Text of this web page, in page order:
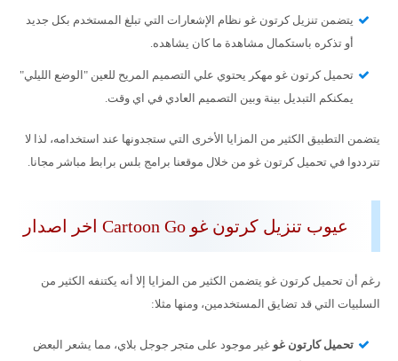
يتضمن تنزيل كرتون غو نظام الإشعارات التي تبلغ المستخدم بكل جديد
أو تذكره باستكمال مشاهدة ما كان يشاهده.
تحميل كرتون غو مهكر يحتوي علي التصميم المريح للعين "الوضع الليلي"
يمكنكم التبديل بينة وبين التصميم العادي في اي وقت.
يتضمن التطبيق الكثير من المزايا الأخرى التي ستجدونها عند استخدامه، لذا لا
تترددوا في تحميل كرتون غو من خلال موقعنا برامج بلس برابط مباشر مجانا.
عيوب تنزيل كرتون غو Cartoon Go اخر اصدار
رغم أن تحميل كرتون غو يتضمن الكثير من المزايا إلا أنه يكتنفه الكثير من
السلبيات التي قد تضايق المستخدمين، ومنها مثلا:
تحميل كارتون غو غير موجود على متجر جوجل بلاي، مما يشعر البعض